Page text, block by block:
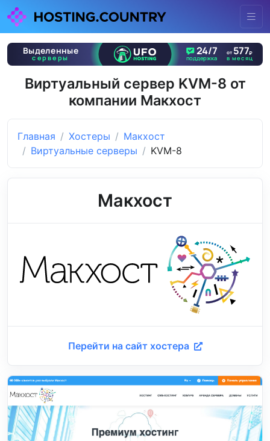
Виртуальный сервер KVM-8 от
компании Макхост
Главная Хостеры
Макхост
Виртуальные серверы
KVM-8
Макхост
Перейти на сайт хостера